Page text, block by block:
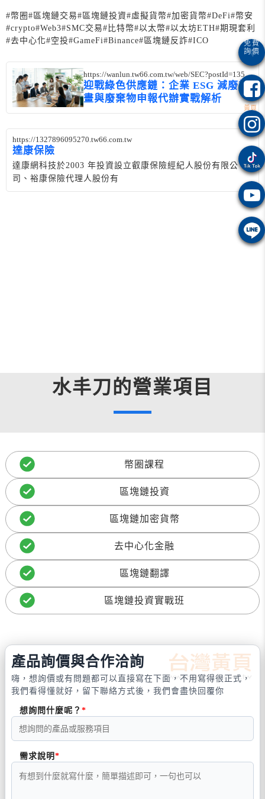
#幣圈 #區塊鏈交易#區塊鏈投資#虛擬貨幣#加密貨幣#DeFi#幣安
#crypto#Web3#SMC交易#比特幣#以太幣#以太坊ETH#期現套利
#去中心化#空投#GameFi#Binance#區塊鏈反詐#ICO
https://wanlun.tw66.com.tw/web/SEC?postId=1354
293
迎戰綠色供應鏈：企業 ESG 減廢計
畫與廢棄物申報代辦實戰解析
https://1327896095270.tw66.com.tw
達康保險
達康網科技於2003 年投資設立叡康保險經紀人股份有限公
司、裕康保險代理人股份有
水丰刀的營業項目
幣圈課程
區塊鏈投資
區塊鏈加密貨幣
去中心化金融
區塊鏈翻譯
區塊鏈投資實戰班
產品詢價與合作洽詢
嗨，想詢價或有問題都可以直接寫在下面，不用寫得很正式，
我們看得懂就好，留下聯絡方式後，我們會盡快回覆你
想詢問什麼呢？
需求說明